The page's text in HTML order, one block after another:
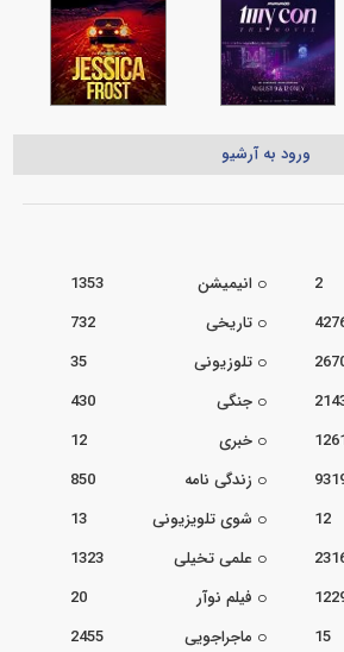
ورود به آرشیو
2 انیمیشن
1353
تاریخی
732
تلوزیونی
35
جنگی
430
خبری
12
زندگی نامه
850
12 شوی تلویزیونی
13
علمی تخیلی
1323
فیلم نوآر
20
15 ماجراجویی
2455